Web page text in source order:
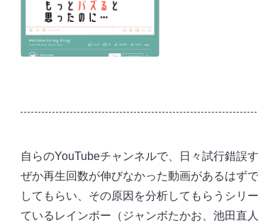
自らのYouTubeチャンネルで、日々試行錯誤
ぜか再生回数が伸びなかった動画があるはず
してもらい、その原因を分析してもらうシリ
ているレインボー（ジャンボたかお、池田直人